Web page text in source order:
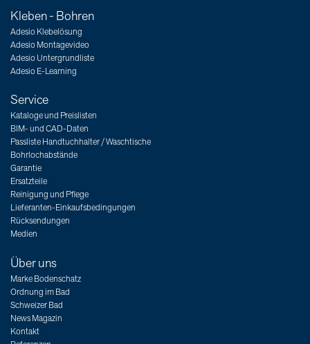
Kleben - Bohren
Adesio Klebelösung
Adesio Montagevideo
Adesio Untergrundliste
Adesio E-Learning
Service
Kataloge und Preislisten
BIM- und CAD-Daten
Passliste Handtuchhalter / Waschtische
Bohrlochabstände
Garantie
Ersatzteile
Reinigung und Pflege
Lieferanten-Einkaufsbedingungen
Rücksendungen
Medien
Über uns
Marke Bodenschatz
Ordnung im Bad
Schweizer Bad
News Magazin
Kontakt